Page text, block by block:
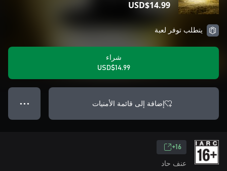
USD$14.99
يتطلب توفر لعبة
شراء
USD$14.99
إضافة إلى قائمة الأمنيات ● ● ●
16+
عنف حاد